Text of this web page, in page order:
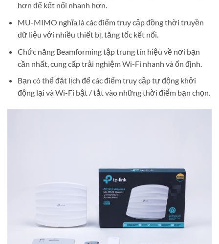
hơn để kết nối nhanh hơn.
MU-MIMO nghĩa là các điểm truy cập đồng thời truyền
dữ liệu với nhiều thiết bị, tăng tốc kết nối.
Chức năng Beamforming tập trung tín hiệu về nơi bạn
cần nhất, cung cấp trải nghiệm Wi-Fi nhanh và ổn định.
Bạn có thể đặt lịch để các điểm truy cập tự động khởi
động lại và Wi-Fi bật / tắt vào những thời điểm bạn chọn.